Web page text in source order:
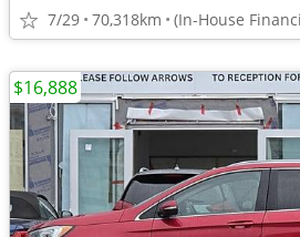
7/29 70,318km
$16,888